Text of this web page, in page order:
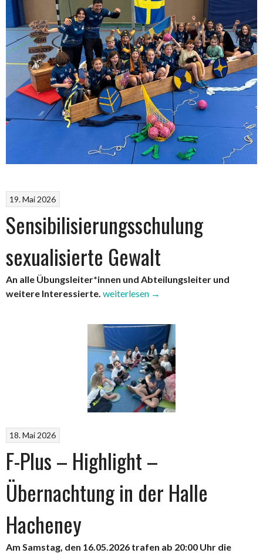
19. Mai 2026
Sensibilisierungsschulung
sexualisierte Gewalt
An alle Übungsleiter*innen und Abteilungsleiter und
weitere Interessierte. „Sensibilisierungsschulung
weiterlesen →
18. Mai 2026
F-Plus – Highlight –
Übernachtung in der Halle
Hacheney
Am Samstag, den 16.05.2026 trafen ab 20:00 Uhr die